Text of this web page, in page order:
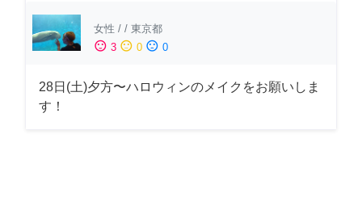
女性 / / 東京都
sentiment_satisfied 3 sentiment_neutral 0 sentiment_dissatisfied 0
28日(土)夕方〜ハロウィンのメイクをお願いしま
す！